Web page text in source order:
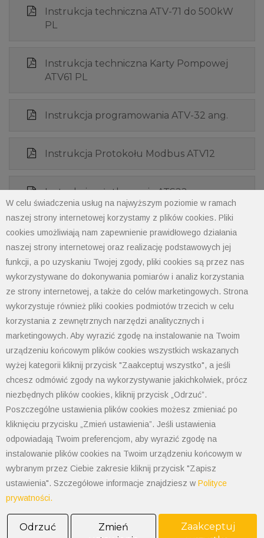
W celu świadczenia usług na najwyższym poziomie w ramach
naszej strony internetowej korzystamy z plików cookies. Pliki
cookies umożliwiają nam zapewnienie prawidłowego działania
naszej strony internetowej oraz realizację podstawowych jej
funkcji, a po uzyskaniu Twojej zgody, pliki cookies są przez nas
wykorzystywane do dokonywania pomiarów i analiz korzystania
ze strony internetowej, a także do celów marketingowych. Strona
wykorzystuje również pliki cookies podmiotów trzecich w celu
korzystania z zewnętrznych narzędzi analitycznych i
marketingowych. Aby wyrazić zgodę na instalowanie na Twoim
urządzeniu końcowym plików cookies wszystkich wskazanych
wyżej kategorii kliknij przycisk "Zaakceptuj wszystko", a jeśli
chcesz odmówić zgody na wykorzystywanie jakichkolwiek, prócz
niezbędnych plików cookies, kliknij przycisk „Odrzuć”.
Poszczególne ustawienia plików cookies możesz zmieniać po
kliknięciu przycisku „Zmień ustawienia”. Jeśli ustawienia
odpowiadają Twoim preferencjom, aby wyrazić zgodę na
instalowanie plików cookies na Twoim urządzeniu końcowym w
wybranym przez Ciebie zakresie kliknij przycisk "Zapisz
ustawienia". Szczegółowe informacje znajdziesz w Polityce
prywatności.
Odrzuć
Zmień
Zaakceptuj
Instrukcja techniczna ATV-71 do 500kW
PL
Instrukcja techniczna Karty Pompowej
ATV61 PL
Instrukcja programowania ATV-32 ang.
Instrukcja Protokołu Modbus ATV12
Instrukcja użytkowania ATS22
DTR -softstart ATS01N1_FT
DTR -softstart ATS01N2_LU-QN-RT
DTR -softstart ATS01N2_LY-Q
Instrukcja Programowania Zelio Logic
Instrukcja techniczna Altistart 48
POLIMET S. Kij spółka jawna
43-300 Bielsko-Biała ul. Grażyńskiego 74